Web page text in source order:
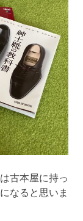
古本屋に持っ
なると思いま